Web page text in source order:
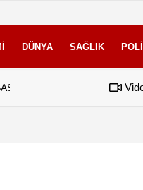
DÜNYA SAĞLIK
MI PR ANLAŞMASI MI?
Tasarruf